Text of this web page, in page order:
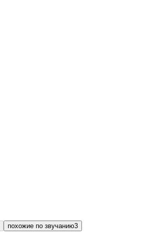
похожие по звучанию3